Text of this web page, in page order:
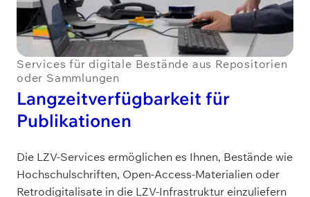
Services für digitale Bestände aus Repositorien
oder Sammlungen
Langzeitverfügbarkeit für
Publikationen
Die LZV-Services ermöglichen es Ihnen, Bestände wie
Hochschulschriften, Open-Access-Materialien oder
Retrodigitalisate in die LZV-Infrastruktur einzuliefern